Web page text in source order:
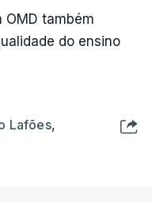
OMD também
do ensino
Lafões,